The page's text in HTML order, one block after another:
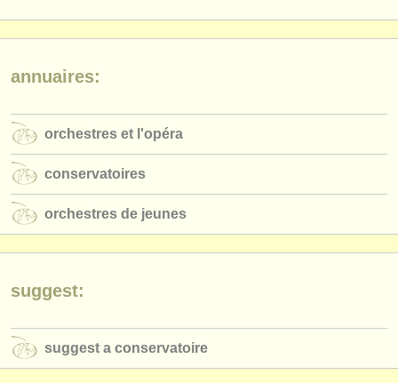
instruments volés
annuaires:
conservatoires
orchestres de jeunes
musicalchairs:
contactez nous
actualités musique classique
annuaires:
orchestres et l'opéra
conservatoires
orchestres de jeunes
suggest:
suggest a conservatoire